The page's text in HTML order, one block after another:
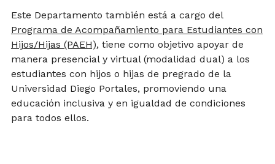
Este Departamento también está a cargo del
Programa de Acompañamiento para Estudiantes con
Hijos/Hijas (PAEH), tiene como objetivo apoyar de
manera presencial y virtual (modalidad dual) a los
estudiantes con hijos o hijas de pregrado de la
Universidad Diego Portales, promoviendo una
educación inclusiva y en igualdad de condiciones
para todos ellos.